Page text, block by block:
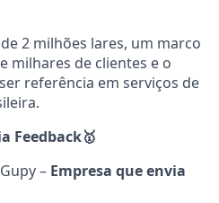
2 milhões lares, um marco
milhares de clientes e o
referência em serviços de
Feedback🥇
– Empresa que envia